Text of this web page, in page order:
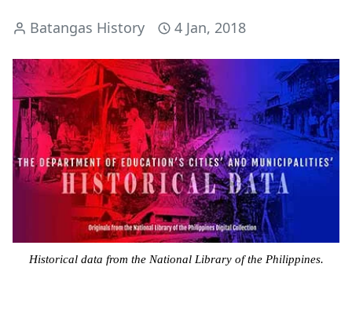
Batangas History 4 Jan, 2018
Historical data from the National Library of the Philippines.